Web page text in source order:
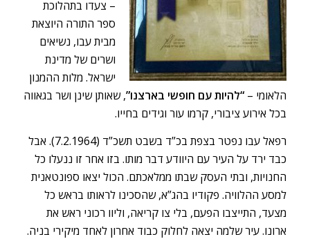
– צעדו בתהלוכת
ספר התורה היוצאת
מבית עבו, נשיאים
ושרים של מדינת
ישראל. מלות ההמנון
הלאומי – “להיות עם חופשי בארצנו”, שאותן שינן ושר בגאווה
בכל אירוע ציבורי, קרמו עור וגידים בחייו.
רפאל עבו נפטר בצפת בכ”ד בשבט תשכ”ד (7.2.1964). אבל
כבד ירד על העיר עם היוודע דבר מותו. בזו אחר זו ננעלו כל
החנויות, ובתי העסק שבתו ממלאכתם. הכול יצאו ספונטאנית
למסע ההלוויה. פקודיו בהג”א, שהסכינו לראותו בראש כל
מצעד, התייצבו הפעם, בלי צו קריאה, וליוו רכוני ראש את
ארונו. עיר שלמה יצאה לחלוק כבוד אחרון לאחד מיקירי בניה.